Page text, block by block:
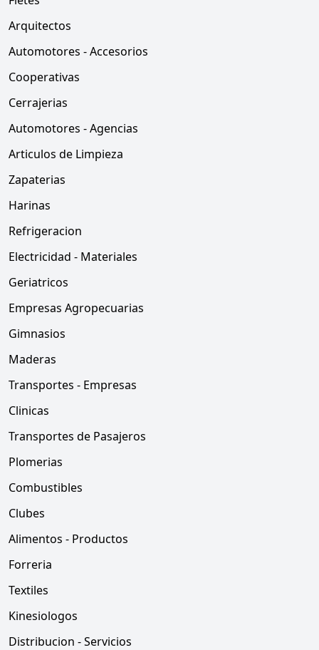
Arquitectos
Automotores - Accesorios
Cooperativas
Cerrajerias
Automotores - Agencias
Articulos de Limpieza
Zapaterias
Harinas
Refrigeracion
Electricidad - Materiales
Geriatricos
Empresas Agropecuarias
Gimnasios
Maderas
Transportes - Empresas
Clinicas
Transportes de Pasajeros
Plomerias
Combustibles
Clubes
Alimentos - Productos
Forreria
Textiles
Kinesiologos
Distribucion - Servicios